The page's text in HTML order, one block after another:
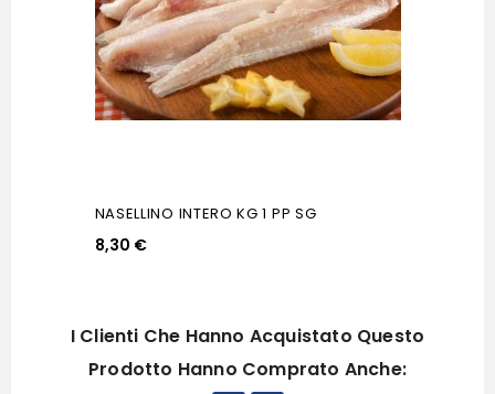
NASELLINO INTERO KG 1 PP SG
8,30 €
I Clienti Che Hanno Acquistato Questo
Prodotto Hanno Comprato Anche: